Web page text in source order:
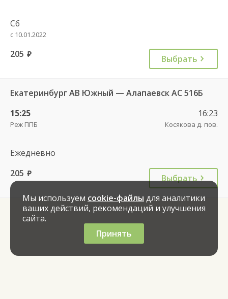
Сб
с 10.01.2022
205 руб. Выбрать
Екатеринбург АВ Южный — Алапаевск АС 516Б
15:25
Реж ППБ
16:23
Косякова д. пов.
Ежедневно
205 руб.
Выбрать
Мы используем cookie-файлы для аналитики
ваших действий, рекомендаций и улучшения
сайта.
Принять